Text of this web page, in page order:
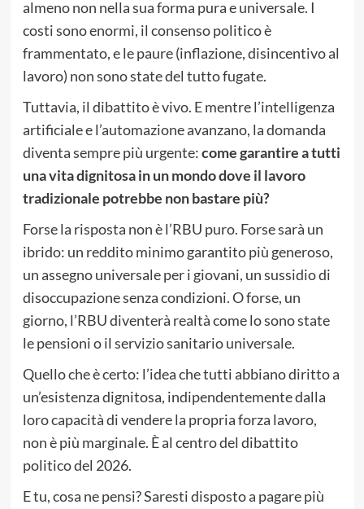
almeno non nella sua forma pura e universale. I
costi sono enormi, il consenso politico è
frammentato, e le paure (inflazione, disincentivo al
lavoro) non sono state del tutto fugate.
Tuttavia, il dibattito è vivo. E mentre l’intelligenza
artificiale e l’automazione avanzano, la domanda
diventa sempre più urgente:come garantire a tutti
una vita dignitosa in un mondo dove il lavoro
tradizionale potrebbe non bastare più?
Forse la risposta non è l’RBU puro. Forse sarà un
ibrido: un reddito minimo garantito più generoso,
un assegno universale per i giovani, un sussidio di
disoccupazione senza condizioni. O forse, un
giorno, l’RBU diventerà realtà come lo sono state
le pensioni o il servizio sanitario universale.
Quello che è certo: l’idea che tutti abbiano diritto a
un’esistenza dignitosa, indipendentemente dalla
loro capacità di vendere la propria forza lavoro,
non è più marginale. È al centro del dibattito
politico del 2026.
E tu, cosa ne pensi? Saresti disposto a pagare più